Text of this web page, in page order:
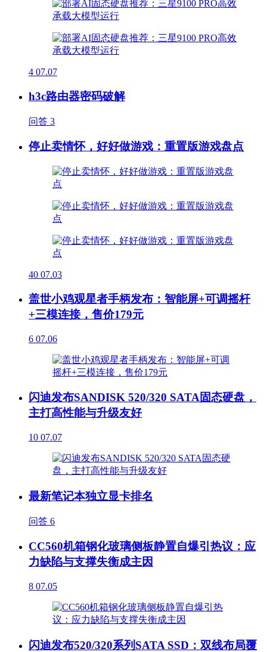
4 07.07
h3c路由器密码破解
问答 3
停止卖情怀，好好做游戏：重置版游戏盘点
40 07.03
盖世小鸡观星者手柄发布：智能屏+可调摇杆
+三模连接，售价179元
6 07.06
闪迪发布SANDISK 520/320 SATA固态硬盘，
主打高性能与升级友好
10 07.07
最新笔记本独立显卡排名
问答 6
CC560机箱钢化玻璃侧板静置自爆引热议：应
力缺陷与支撑失衡成主因
8 07.05
闪迪发布520/320系列SATA SSD：双线布局覆